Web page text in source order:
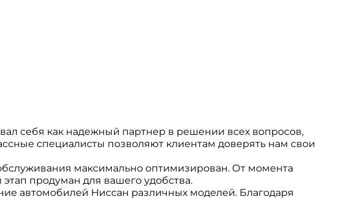
себя как надежный партнер в решении всех вопросов,
специалисты позволяют клиентам доверять нам свои
максимально оптимизирован. От момента
продуман для вашего удобства.
автомобилей Ниссан различных моделей. Благодаря